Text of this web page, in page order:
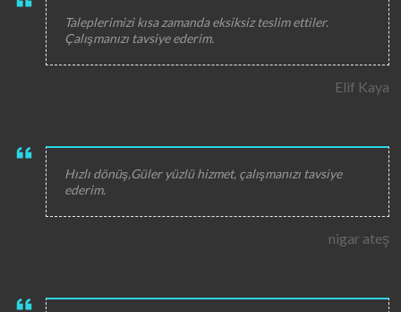
Taleplerimizi kısa zamanda eksiksiz teslim ettiler.
Çalışmanızı tavsiye ederim.
Elif Kaya
Hızlı dönüş,Güler yüzlü hizmet, çalışmanızı tavsiye
ederim.
nigar ateş